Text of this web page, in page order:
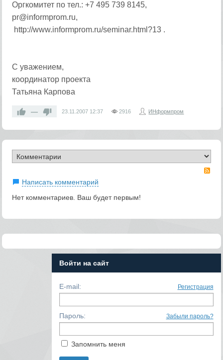
Оргкомитет по тел.: +7 495 739 8145,
pr@informprom.ru,
http://www.informprom.ru/seminar.html?13 .
С уважением,
координатор проекта
Татьяна Карпова
— 23.11.2007 12:37 2916 ИНформпром
Написать комментарий
Нет комментариев. Ваш будет первым!
Войти на сайт
E-mail: Регистрация
Пароль: Забыли пароль?
Запомнить меня